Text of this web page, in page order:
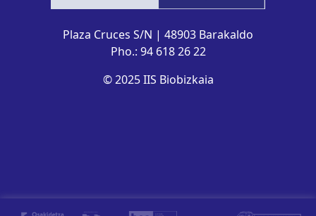
Plaza Cruces S/N | 48903 Barakaldo
Pho.: 94 618 26 22
© 2025 IIS Biobizkaia